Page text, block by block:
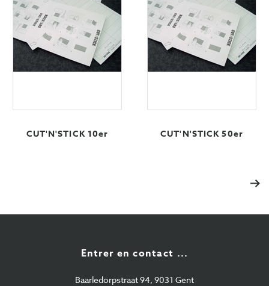
CUT'N'STICK 10er CUT'N'STICK 50er
Entrer en contact ...
Baarledorpstraat 94, 9031 Gent